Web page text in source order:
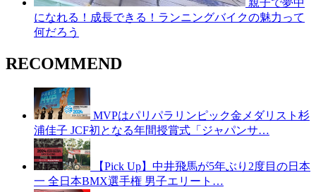
になれる！成長できる！ランニングバイクの魅力って
何だろう
RECOMMEND
MVPはパリパラリンピック金メダリスト杉
浦佳子 JCF初となる年間授賞式「ジャパンサ…
【Pick Up】中井飛馬が5年ぶり2度目の日本
一 全日本BMX選手権 男子エリート…